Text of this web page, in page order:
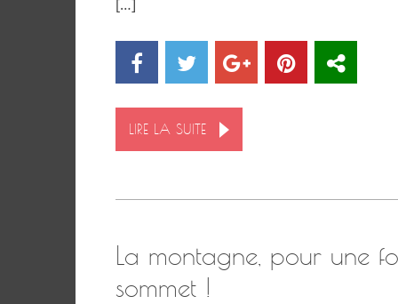
[…]
LIRE LA SUITE
La montagne, pour une
sommet !